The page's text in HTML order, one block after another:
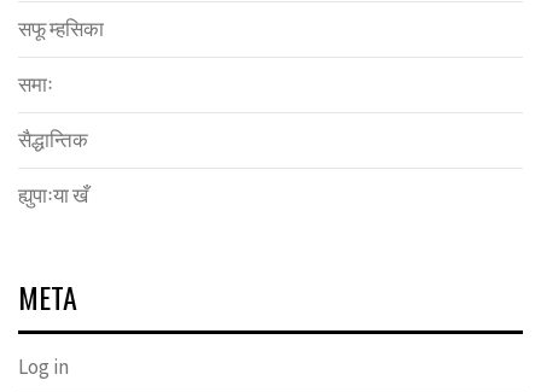
सफू म्हसिका
समाः
सैद्धान्तिक
ह्युपाःया खँ
META
Log in